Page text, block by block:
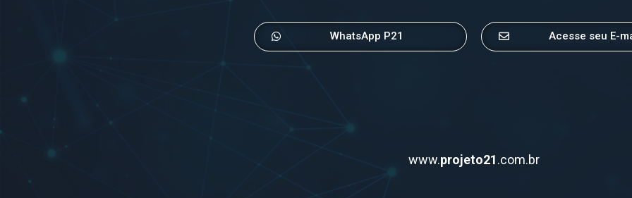
WhatsApp P21 Acesse seu E-
www.projeto21.com.br